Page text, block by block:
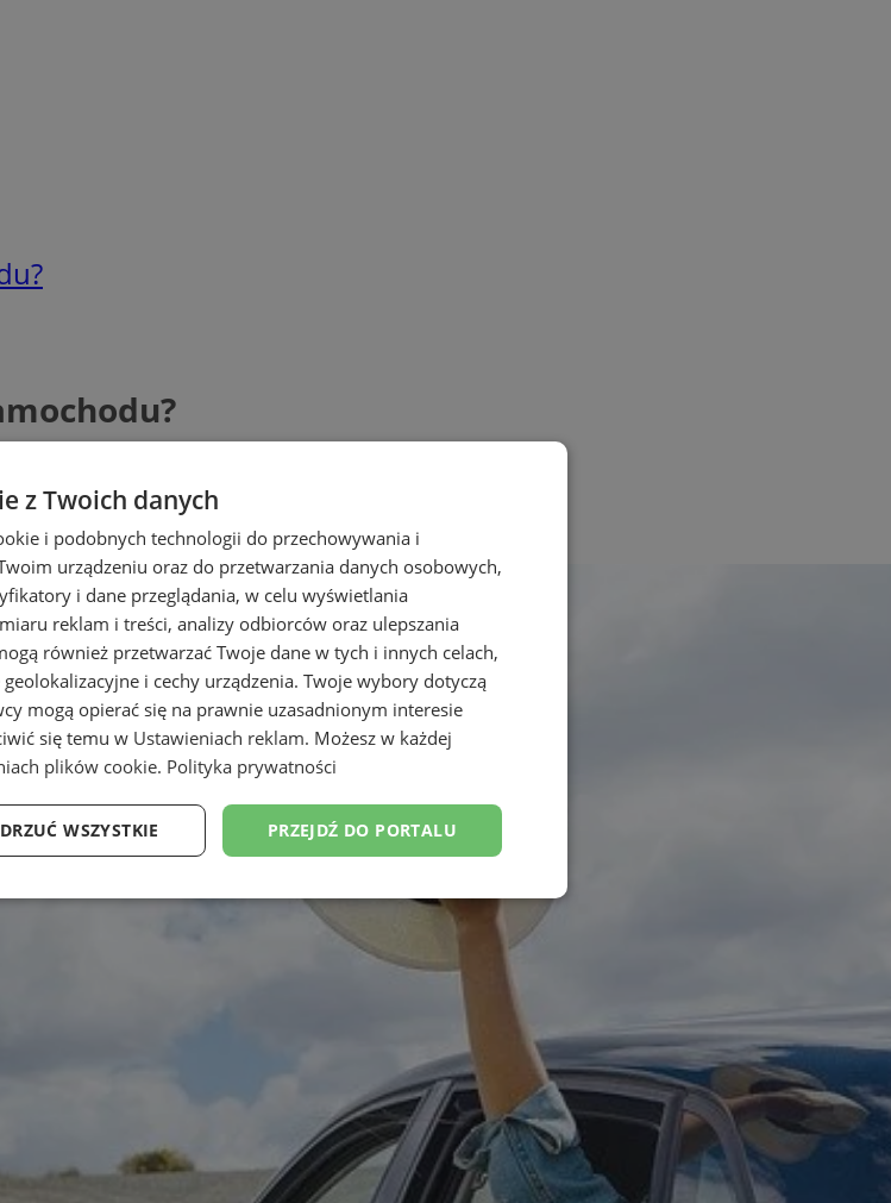
z Twoich danych
i podobnych technologii do przechowywania i
urządzeniu oraz do przetwarzania danych osobowych,
i dane przeglądania, w celu wyświetlania
reklam i treści, analizy odbiorców oraz ulepszania
również przetwarzać Twoje dane w tych i innych celach,
i cechy urządzenia. Twoje wybory dotyczą
mogą opierać się na prawnie uzasadnionym interesie
się temu w Ustawieniach reklam. Możesz w każdej
plików cookie. Polityka prywatności
PRZEJDŹ DO PORTALU
WSZYSTKIE
Targetowanie Funkcjonalność Niesklasyfikowane
funkcji strony internetowej, takich jak logowanie użytkownika i
nie można prawidłowo korzystać ze strony internetowej.
Okres
Opis